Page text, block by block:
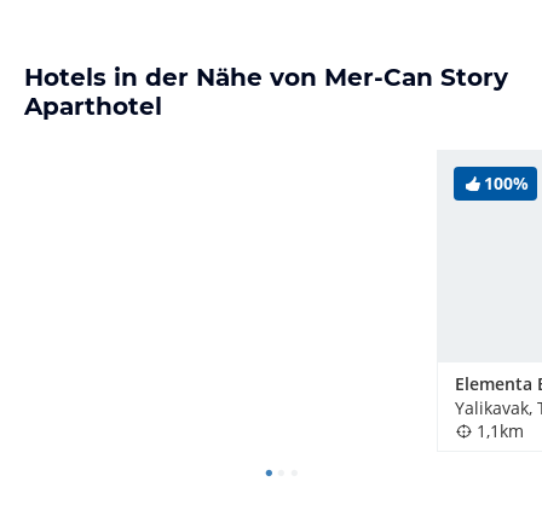
Hotels in der Nähe von Mer-Can Story
Aparthotel
100%
Yalikavak,
1,1km